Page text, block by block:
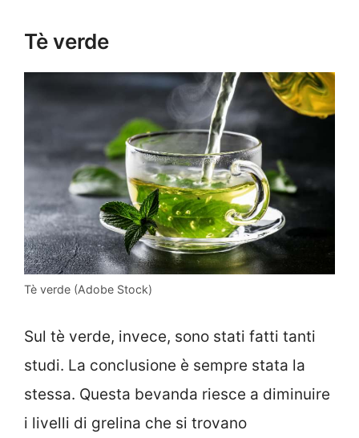
Tè verde
Tè verde (Adobe Stock)
Sul tè verde, invece, sono stati fatti tanti
studi. La conclusione è sempre stata la
stessa. Questa bevanda riesce a diminuire
i livelli di grelina che si trovano